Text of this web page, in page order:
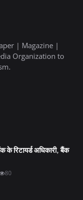
| Magazine |
Organization to
रिटायर्ड अधिकारी, बैंक
80